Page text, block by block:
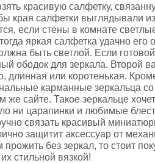
красивую салфетку,
края салфетки выглядывали
если стены в комнате
яркая салфетка удачно его
быть светлой. Если
ободок для зеркала. Второй
длинная или коротенькая.
карманные зеркальца
сайте. Такое зеркальце
ни царапинки и любимые
связать красивый
защитит аксессуар от
без зеркал, то стоит
стильной вязкой!